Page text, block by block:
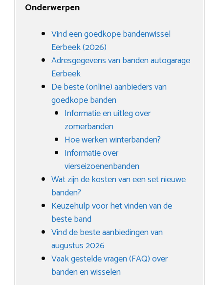
Onderwerpen
Vind een goedkope bandenwissel
Eerbeek (2026)
Adresgegevens van banden autogarage
Eerbeek
De beste (online) aanbieders van
goedkope banden
Informatie en uitleg over
zomerbanden
Hoe werken winterbanden?
Informatie over
vierseizoenenbanden
Wat zijn de kosten van een set nieuwe
banden?
Keuzehulp voor het vinden van de
beste band
Vind de beste aanbiedingen van
augustus 2026
Vaak gestelde vragen (FAQ) over
banden en wisselen